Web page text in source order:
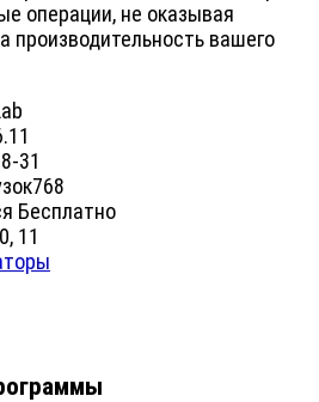
операции, не оказывая
производительность вашего
31
768
Бесплатно
11